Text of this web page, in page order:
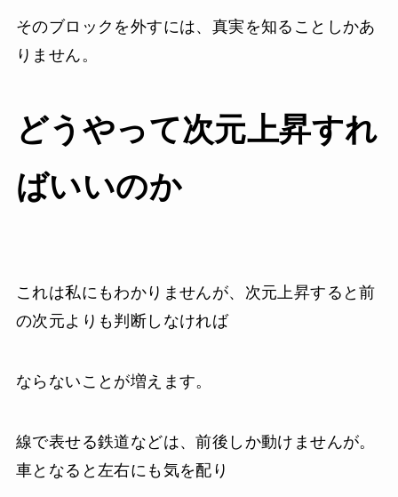
そのブロックを外すには、真実を知ることしかあ
りません。
どうやって次元上昇すれ
ばいいのか
これは私にもわかりませんが、次元上昇すると前
の次元よりも判断しなければ
ならないことが増えます。
線で表せる鉄道などは、前後しか動けませんが。
車となると左右にも気を配り